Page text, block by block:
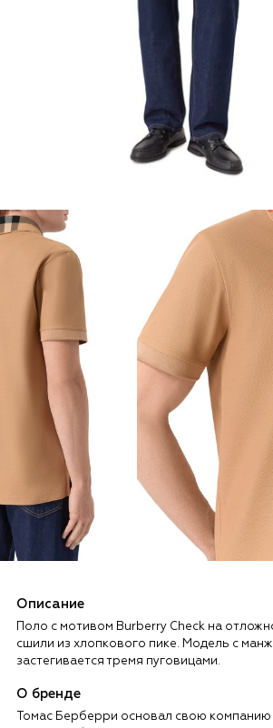
Описание
Поло с мотивом Burberry Check на
сшили из хлопкового пике. Модель с
застегивается тремя пуговицами.
О бренде
Томас Берберри основал свою компанию